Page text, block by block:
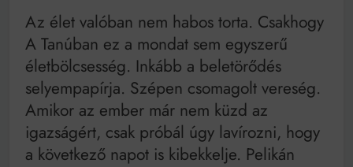
Az élet valóban nem habos torta. Csakhogy
A Tanúban ez a mondat sem egyszerű
életbölcsesség. Inkább a beletörődés
selyempapírja. Szépen csomagolt vereség.
Amikor az ember már nem küzd az
igazságért, csak próbál úgy lavírozni, hogy
a következő napot is kibekkelje. Pelikán